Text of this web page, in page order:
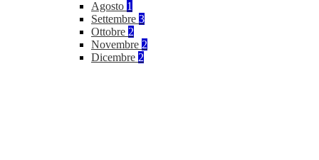
Agosto 1
Settembre 3
Ottobre 2
Novembre 2
Dicembre 2